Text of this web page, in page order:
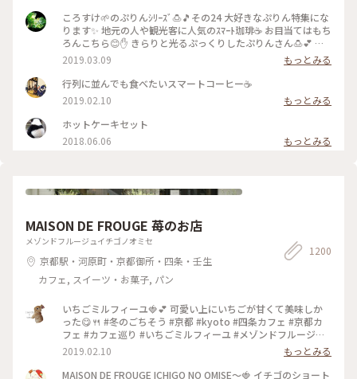
ころすけ🌱のぷりんｼﾘｰｽﾞ🍮🎵その24 大好きなぷりん特集にな
ります✨ 地元の人や観光客に人気のｽﾏｰﾄ珈琲☕️ お目当てはもち
ろんこちら😊✋ きらりと光るぷっくりしたぷりんさん🍮💕 固
めで卵を感じる昔ながらのお味です😊ｶﾗﾒﾙｿｰｽはとても優しく
苦味がなくて美味しかった～(*´∀｀*)🎶 ｶﾞﾗｽのお皿もお店の
昭和ﾚﾄﾛな雰囲気にぴったり合っていました💓たまごｻﾝﾄﾞもﾎｯﾄ
ｹｰｷも美味しくて京都に来たらおすすめな喫茶店です🍴 #スマ
ート珈琲 #ぷりん #プリン #昔ながら #光る #レトロ #昭和レト
ロ #喫茶店 #お目当て #自家製 #京都 #ぷりんシリーズ
2019.03.09
もっとみる
行列に並んでも食べたいスマートコーヒー☕️
2019.02.10
もっとみる
ホットケーキセット
2018.06.06
もっとみる
MAISON DE FROUGE 苺のお店
メゾンドフルージュイチゴノオミセ
京都駅・河原町・京都御所・四条・壬生
カフェ, スイーツ・お菓子, パン
1200
いちごミルフィーユ🍓💕 可愛い上にいちごが甘くて美味しか
った😋🍴 #冬のごちそう #京都 #kyoto #四条カフェ #京都カ
フェ #カフェ巡り #いちごミルフィーユ #メゾンドフルージュ
#苺 #strawberry #ストロベリー #いちご大好き#お茶にしよう
2019.02.10
もっとみる
MAISON DE FROUGE ICHIGO NO OMISE〜🍓 イチゴのショート